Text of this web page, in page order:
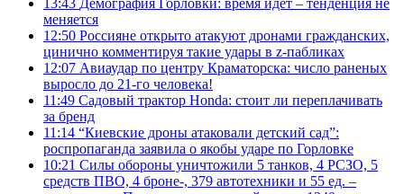
меняется
12:50 Россияне открыто атакуют дронами гражданских,
цинично комментируя такие удары в z-пабликах
12:07 Авиаудар по центру Краматорска: число раненых
выросло до 21-го человека!
11:49 Садовый трактор Honda: стоит ли переплачивать
за бренд
11:14 “Киевские дроны атаковали детский сад”:
роспропаганда заявила о якобы ударе по Горловке
10:21 Силы обороны уничтожили 5 танков, 4 РСЗО, 5
средств ПВО, 4 броне-, 379 автотехники и 55 ед. –